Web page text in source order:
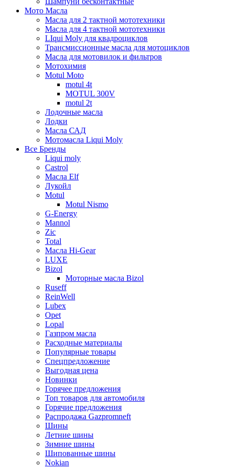
Мото Масла
Масла для 2 тактной мототехники
Масла для 4 тактной мототехники
LIqui Moly для квадроциклов
Трансмиссионные масла для мотоциклов
Масла для мотовилок и фильтров
Мотохимия
Motul Moto
motul 4t
MOTUL 300V
motul 2t
Лодочные масла
Лодки
Масла САД
Мотомасла Liqui Moly
Все Бренды
Liqui moly
Castrol
Масла Elf
Лукойл
Motul
Motul Nismo
G-Energy
Mannol
Zic
Total
Масла Hi-Gear
LUXE
Bizol
Моторные масла Bizol
Ruseff
ReinWell
Lubex
Opet
Lopal
Газпром масла
Расходные материалы
Популярные товары
Спецпредложение
Выгодная цена
Новинки
Горячее предложения
Топ товаров для автомобиля
Горячие предложения
Распродажа Gazpromneft
Шины
Летние шины
Зимние шины
Шипованные шины
Nokian